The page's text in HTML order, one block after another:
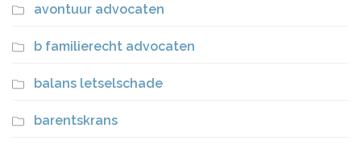
avontuur advocaten
b familierecht advocaten
balans letselschade
barentskrans